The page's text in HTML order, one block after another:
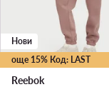
още 15% Код: LAST
Нови
Reebok